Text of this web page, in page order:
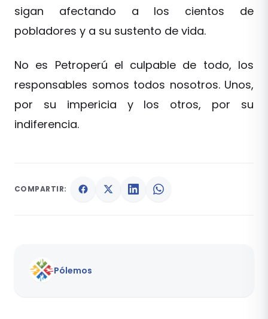
sigan afectando a los cientos de
pobladores y a su sustento de vida.
No es Petroperú el culpable de todo, los
responsables somos todos nosotros. Unos,
por su impericia y los otros, por su
indiferencia.
COMPARTIR:
Pólemos